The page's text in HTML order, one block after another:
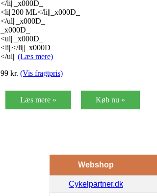
</li||_x000D_
<li||200 ML</li||_x000D_
</ul||_x000D_
_x000D_
<ul||_x000D_
<li||</li||_x000D_
</ul|| (Læs mere)
99 kr. (Vis fragtpris)
Læs mere » Køb nu »
Webshop
Cykelpartner.dk